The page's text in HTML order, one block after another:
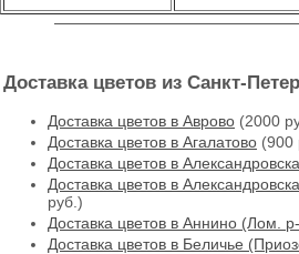
Доставка цветов из Санкт-
Доставка цветов в Аврово (2000
Доставка цветов в Агалатово (900
Доставка цветов в
Доставка цветов в
руб.)
Доставка цветов в Аннино (Лом.
Доставка цветов в Беличье